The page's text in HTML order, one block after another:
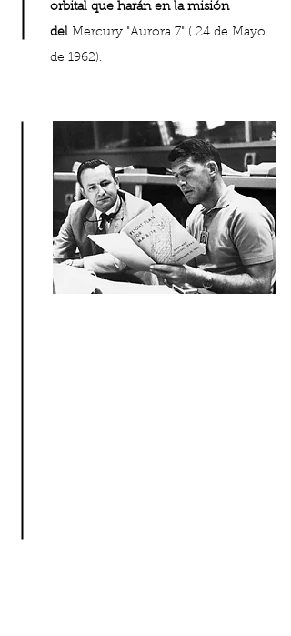
orbital que harán en la misión
del Mercury "Aurora 7" ( 24 de Mayo
de 1962).